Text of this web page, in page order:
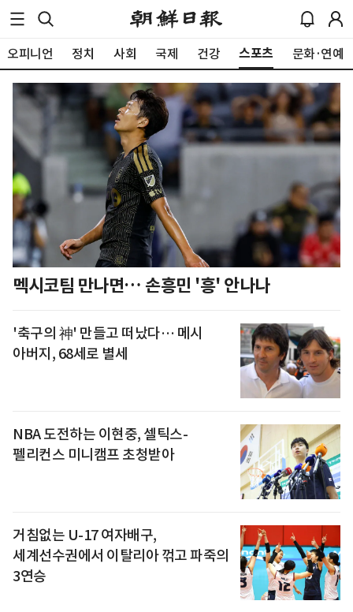
오피니언 정치 사회 국제 건강 스포츠 문화·연예
멕시코팀 만나면… 손흥민 '흥' 안나나
'축구의 神' 만들고 떠났다… 메시
아버지, 68세로 별세
NBA 도전하는 이현중, 셀틱스-
펠리컨스 미니캠프 초청받아
거침없는 U-17 여자배구,
세계선수권에서 이탈리아 꺾고 파죽의
3연승